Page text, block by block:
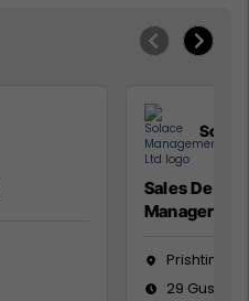
Sales
Manager
Prishtinë
29 Gusht